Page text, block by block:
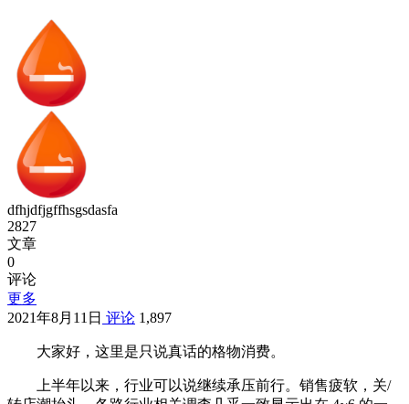
dfhjdfjgffhsgsdasfa
2827
文章
0
评论
更多
2021年8月11日 评论 1,897
大家好，这里是只说真话的格物消费。
上半年以来，行业可以说继续承压前行。销售疲软，关/